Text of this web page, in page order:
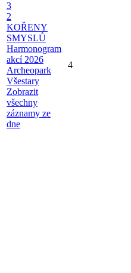
3
2
KOŘENY
SMYSLŮ
Harmonogram
akcí 2026
Archeopark
Všestary
Zobrazit
všechny
záznamy ze
dne
4